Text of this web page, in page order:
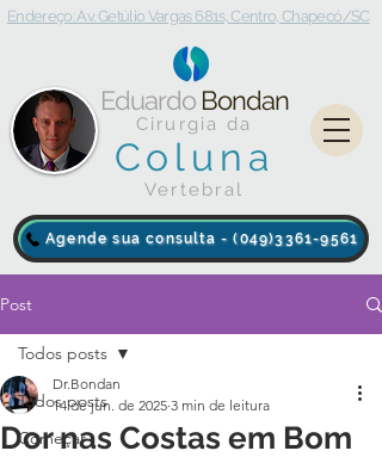
Agende sua consulta - (049)3361-9561
Eduardo Bondan
Cirurgia da
Coluna
Vertebral
Endereço: Av. Getúlio Vargas 681s, Centro, Chapecó/SC
Post
Todos posts
Começar
Todos posts
Dor nas Costas em Bom
Dr.Bondan
14 de jun. de 2025 3 min de leitura